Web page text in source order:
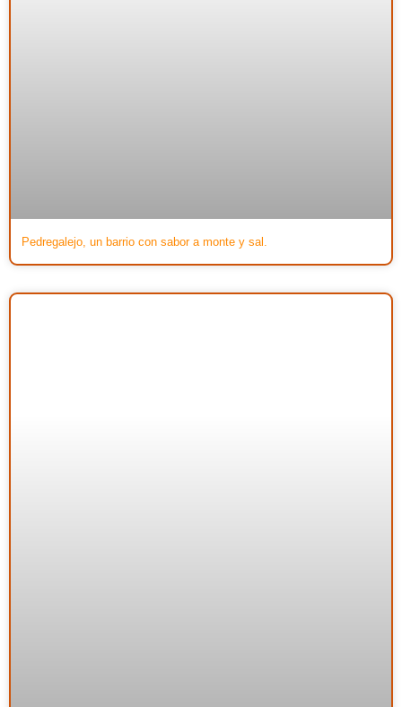
Pedregalejo, un barrio con sabor a monte y sal.